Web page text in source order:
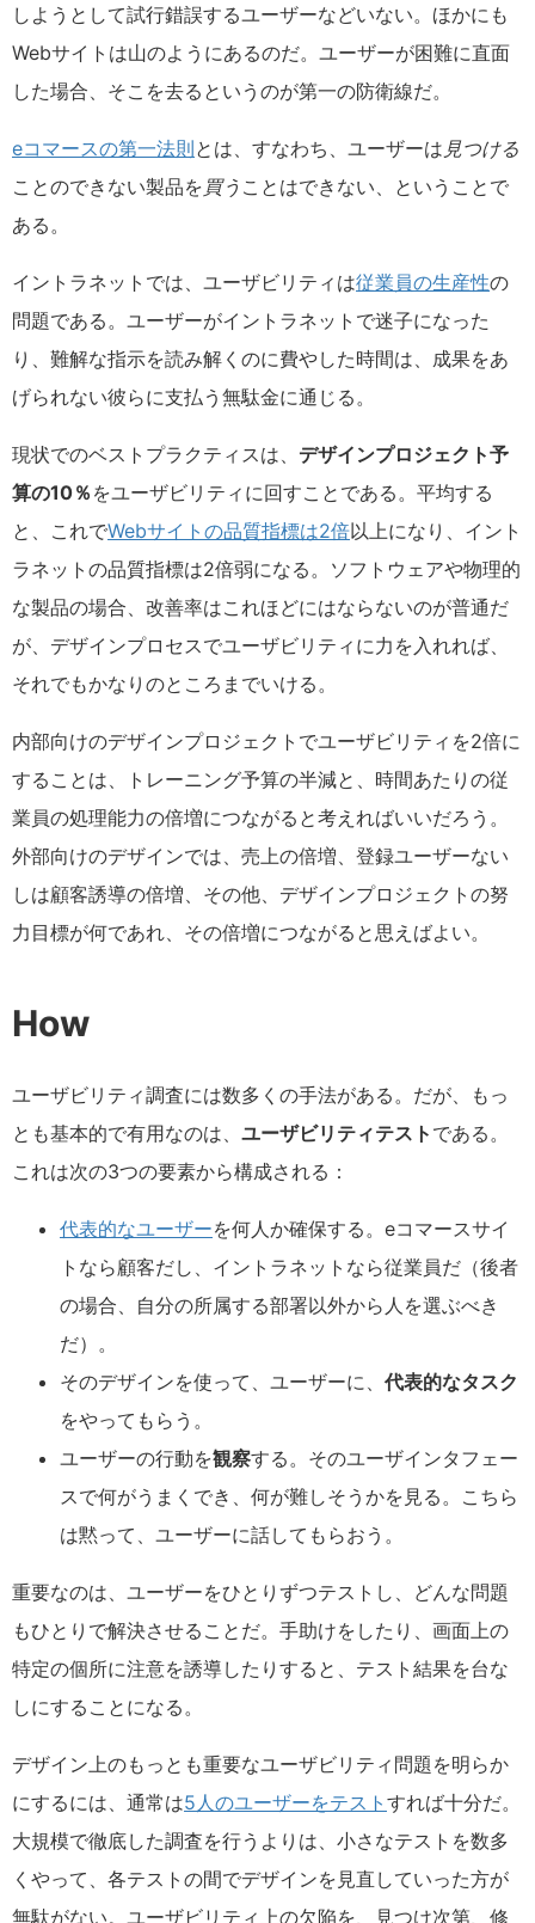
しようとして試行錯誤するユーザーなどいない。ほかにも
Webサイトは山のようにあるのだ。ユーザーが困難に直面
した場合、そこを去るというのが第一の防衛線だ。
eコマースの第一法則とは、すなわち、ユーザーは 見つける
ことのできない製品を 買う ことはできない、ということで
ある。
イントラネットでは、ユーザビリティは従業員の生産性の
問題である。ユーザーがイントラネットで迷子になった
り、難解な指示を読み解くのに費やした時間は、成果をあ
げられない彼らに支払う無駄金に通じる。
現状でのベストプラクティスは、 デザインプロジェクト予
算の10％ をユーザビリティに回すことである。平均する
と、これでWebサイトの品質指標は2倍以上になり、イント
ラネットの品質指標は2倍弱になる。ソフトウェアや物理的
な製品の場合、改善率はこれほどにはならないのが普通だ
が、デザインプロセスでユーザビリティに力を入れれば、
それでもかなりのところまでいける。
内部向けのデザインプロジェクトでユーザビリティを2倍に
することは、トレーニング予算の半減と、時間あたりの従
業員の処理能力の倍増につながると考えればいいだろう。
外部向けのデザインでは、売上の倍増、登録ユーザーない
しは顧客誘導の倍増、その他、デザインプロジェクトの努
力目標が何であれ、その倍増につながると思えばよい。
How
ユーザビリティ調査には数多くの手法がある。だが、もっ
とも基本的で有用なのは、 ユーザビリティテスト である。
これは次の3つの要素から構成される：
代表的なユーザーを何人か確保する。eコマースサイ
トなら顧客だし、イントラネットなら従業員だ（後者
の場合、自分の所属する部署以外から人を選ぶべき
だ）。
そのデザインを使って、ユーザーに、 代表的なタスク
をやってもらう。
ユーザーの行動を観察する。そのユーザインタフェー
スで何がうまくでき、何が難しそうかを見る。こちら
は黙って、ユーザーに話してもらおう。
重要なのは、ユーザーをひとりずつテストし、どんな問題
もひとりで解決させることだ。手助けをしたり、画面上の
特定の個所に注意を誘導したりすると、テスト結果を台な
しにすることになる。
デザイン上のもっとも重要なユーザビリティ問題を明らか
にするには、通常は5人のユーザーをテスト すれば十分だ。
大規模で徹底した調査を行うよりは、小さなテストを数多
くやって、各テストの間でデザインを見直していった方が
無駄がない。ユーザビリティ上の欠陥を、見つけ次第、修